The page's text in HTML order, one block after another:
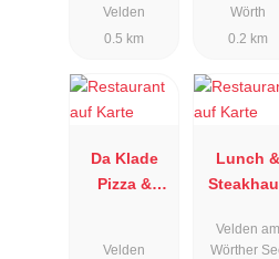
Velden
0.5 km
Wörth
0.2 km
Da Klade
Pizza &
Velden
Lunch &
g
Velden am
Wörther